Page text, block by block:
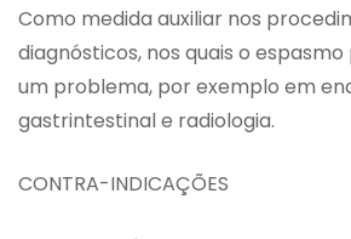
Como medida auxiliar nos
diagnósticos, nos quais o
um problema, por exemplo em
gastrintestinal e radiologia.
CONTRA-INDICAÇÕES